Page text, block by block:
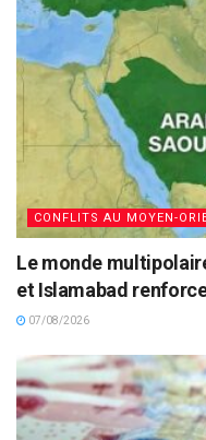
CONFLITS AU MOYEN-
Le monde
et Islamabad
07/08/2026